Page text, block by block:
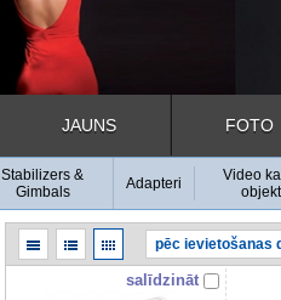
JAUNS FOTO
Stabilizers &
Gimbals
Adapteri
Video
salīdzināt